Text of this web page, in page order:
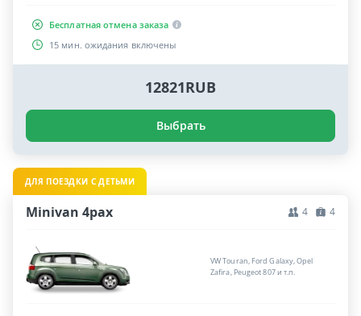
Бесплатная отмена заказа
15 мин. ожидания включены
12821RUB
Выбрать
ДЛЯ ПОЕЗДКИ С ДЕТЬМИ
Minivan 4pax 4 4
VW Touran, Ford Galaxy, Opel
Zafira, Peugeot 807 и т.п.